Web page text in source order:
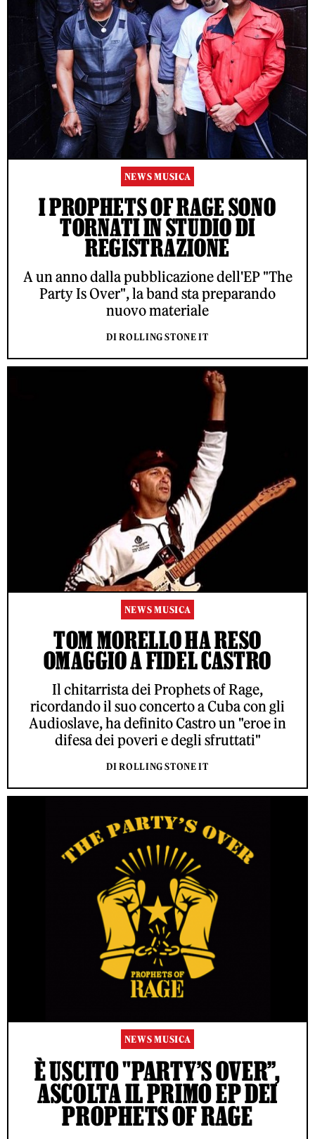
NEWS MUSICA
I PROPHETS OF RAGE SONO
TORNATI IN STUDIO DI
REGISTRAZIONE
A un anno dalla pubblicazione dell'EP "The
Party Is Over", la band sta preparando
nuovo materiale
DI ROLLING STONE IT
NEWS MUSICA
TOM MORELLO HA RESO
OMAGGIO A FIDEL CASTRO
Il chitarrista dei Prophets of Rage,
ricordando il suo concerto a Cuba con gli
Audioslave, ha definito Castro un "eroe in
difesa dei poveri e degli sfruttati"
DI ROLLING STONE IT
NEWS MUSICA
È USCITO "PARTY’S OVER”,
ASCOLTA IL PRIMO EP DEI
PROPHETS OF RAGE
ACCETTO LE NORME SUL TRATTAMENTO DEI DATI E
L'INVIO DELLA NEWSLETTER DI RS